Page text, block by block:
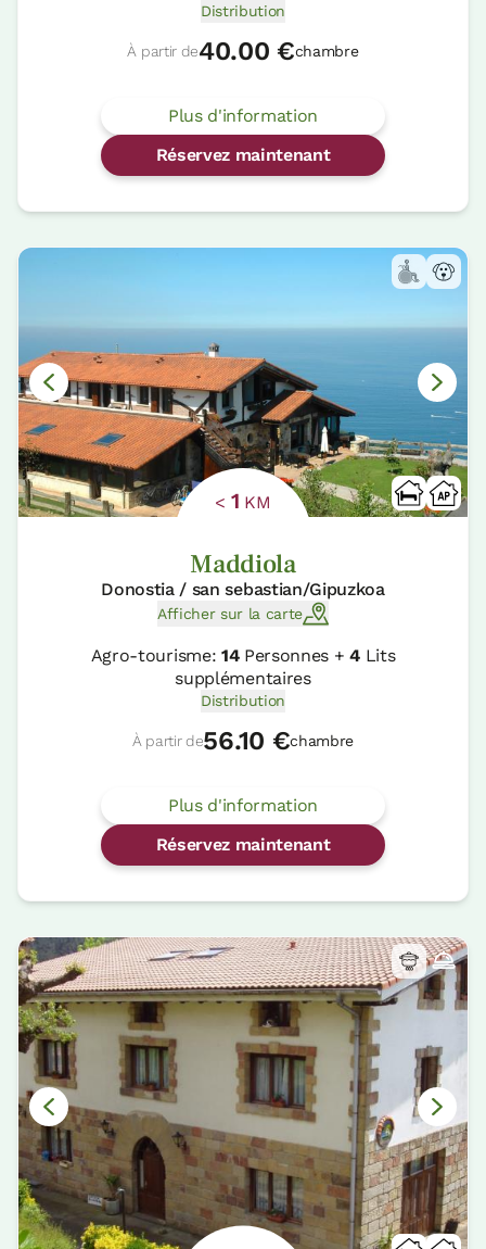
Distribution
À partir de40.00 €chambre
Plus d'information
Réservez maintenant
< 1 KM
Maddiola
Donostia / san sebastian/Gipuzkoa
Afficher sur la carte
Agro-tourisme: 14Personnes +4Lits
supplémentaires
Distribution
À partir de56.10 €chambre
Plus d'information
Réservez maintenant